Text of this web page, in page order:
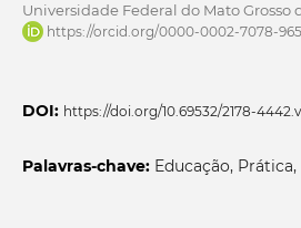
Universidade Federal do Mato Grosso
https://orcid.org/0000-0002-7078-
DOI: https://doi.org/10.69532/2178-
Palavras-chave: Educação, Prática,